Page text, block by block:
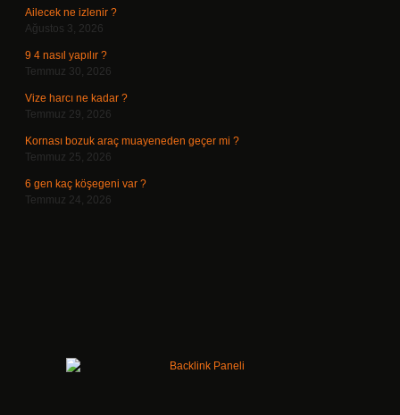
Ailecek ne izlenir ?
Ağustos 3, 2026
9 4 nasıl yapılır ?
Temmuz 30, 2026
Vize harcı ne kadar ?
Temmuz 29, 2026
Kornası bozuk araç muayeneden geçer mi ?
Temmuz 25, 2026
6 gen kaç köşegeni var ?
Temmuz 24, 2026